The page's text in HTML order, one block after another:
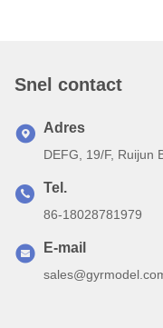
Snel contact
Adres
DEFG, 19/F, Ruijun
Tel.
86-18028781979
E-mail